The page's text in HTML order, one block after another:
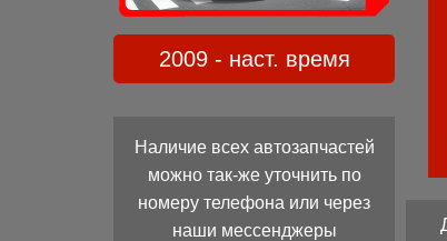
2009 - наст. время
Наличие всех автозапчастей
можно так-же уточнить по
номеру телефона или через
наши мессенджеры